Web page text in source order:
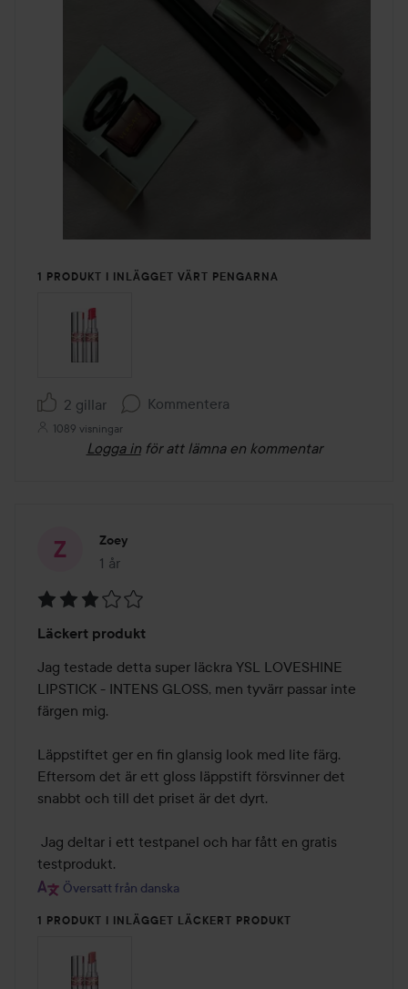
1 PRODUKT I INLÄGGET VÄRT PENGARNA
2 gillar Kommentera
1089 visningar
Logga in för att lämna en kommentar
Zoey
1 år
Inlägget skapades 1 år
3
av
5
Läckert produkt
Jag testade detta super läckra YSL LOVESHINE
LIPSTICK - INTENS GLOSS, men tyvärr passar inte
färgen mig.
Läppstiftet ger en fin glansig look med lite färg.
Eftersom det är ett gloss läppstift försvinner det
snabbt och till det priset är det dyrt.
testprodukt.
Översatt från danska
1 PRODUKT I INLÄGGET LÄCKERT PRODUKT